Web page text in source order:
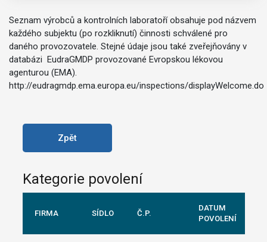
Seznam výrobců a kontrolních laboratoří obsahuje pod názvem
každého subjektu (po rozkliknutí) činnosti schválené pro
daného provozovatele. Stejné údaje jsou také zveřejňovány v
databázi EudraGMDP provozované Evropskou lékovou
agenturou (EMA).
http://eudragmdp.ema.europa.eu/inspections/displayWelcome.do
Zpět
Kategorie povolení
FIRMA SÍDLO Č.P.
DATUM
POVOLENÍ